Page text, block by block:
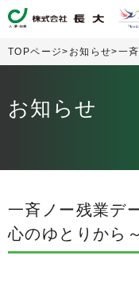
TOPページ> お知らせ>一
お知らせ
一斉ノー残業デ
心のゆとりから～